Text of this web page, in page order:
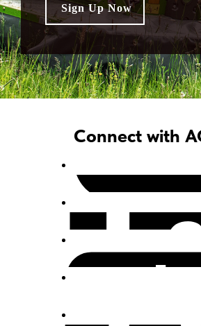
Connect with